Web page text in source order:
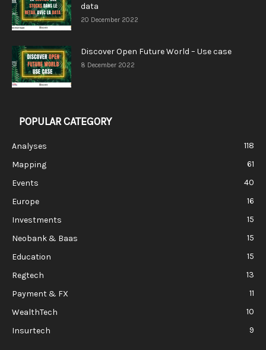
data
20 December 2022
Discover Open Future World – Use case
8 December 2022
POPULAR CATEGORY
Analyses
118
Mapping
61
Events
40
Europe
16
Investments
15
Neobank & Baas
15
Education
15
Regtech
13
Payment & FX
11
WealthTech
10
Insurtech
9